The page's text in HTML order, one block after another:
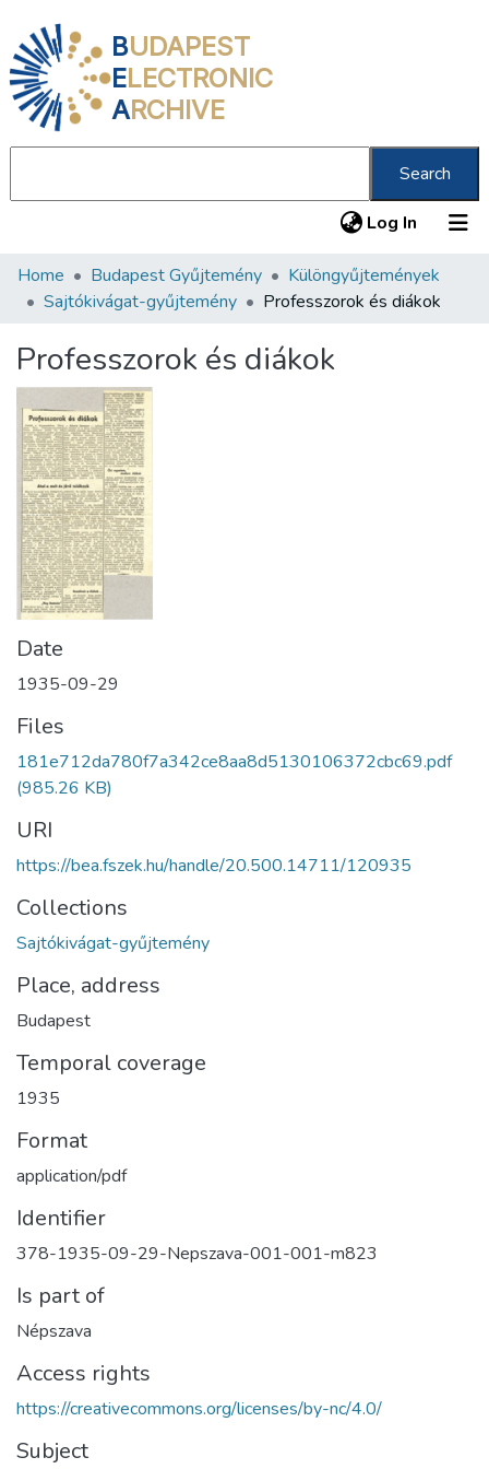
BUDAPEST
ELECTRONIC
ARCHIVE
Search
Log In (current)
Communities & Collections
Statistics
About us
Home Budapest Gyűjtemény
Különgyűjtemények
Sajtókivágat-gyűjtemény
Professzorok és diákok
Professzorok és diákok
Date
1935-09-29
Files
181e712da780f7a342ce8aa8d5130106372cbc69.pdf
(985.26 KB)
URI
https://bea.fszek.hu/handle/20.500.14711/120935
Collections
Sajtókivágat-gyűjtemény
Place, address
Budapest
Temporal coverage
1935
Format
application/pdf
Identifier
378-1935-09-29-Nepszava-001-001-m823
Is part of
Népszava
Access rights
https://creativecommons.org/licenses/by-nc/4.0/
Subject